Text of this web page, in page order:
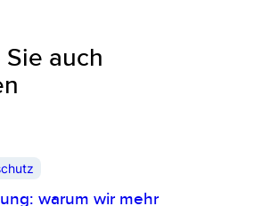
auch
warum wir mehr